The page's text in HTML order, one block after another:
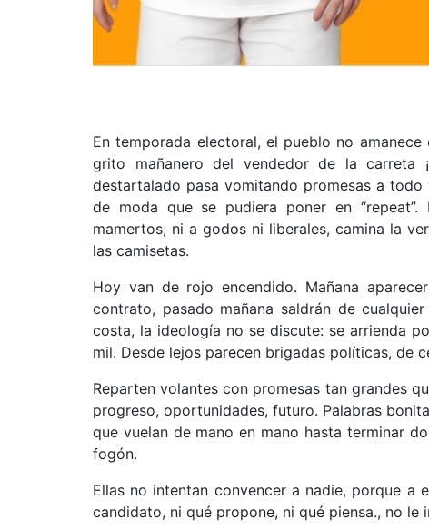
En temporada electoral, el pueblo no
grito mañanero del vendedor de la carreta
destartalado pasa vomitando promesas a
de moda que se pudiera poner en
mamertos, ni a godos ni liberales, camina la
las camisetas.
Hoy van de rojo encendido. Mañana
contrato, pasado mañana saldrán de
costa, la ideología no se discute: se arrienda
mil. Desde lejos parecen brigadas políticas, de
Reparten volantes con promesas tan grandes
progreso, oportunidades, futuro. Palabras
que vuelan de mano en mano hasta terminar
fogón.
Ellas no intentan convencer a nadie, porque a
candidato, ni qué propone, ni qué piensa., no